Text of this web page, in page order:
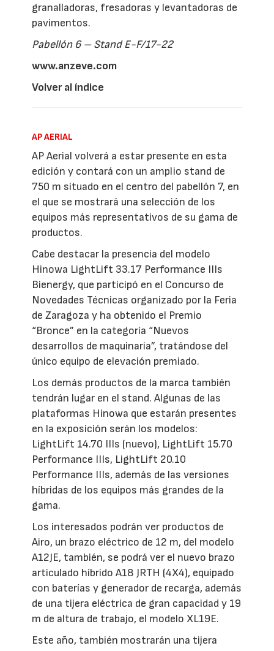
granalladoras, fresadoras y levantadoras de
pavimentos.
Pabellón 6 – Stand E-F/17-22
www.anzeve.com
Volver al índice
AP AERIAL
AP Aerial volverá a estar presente en esta
edición y contará con un amplio stand de
750 m situado en el centro del pabellón 7, en
el que se mostrará una selección de los
equipos más representativos de su gama de
productos.
Cabe destacar la presencia del modelo
Hinowa LightLift 33.17 Performance IIIs
Bienergy, que participó en el Concurso de
Novedades Técnicas organizado por la Feria
de Zaragoza y ha obtenido el Premio
“Bronce” en la categoría “Nuevos
desarrollos de maquinaria”, tratándose del
único equipo de elevación premiado.
Los demás productos de la marca también
tendrán lugar en el stand. Algunas de las
plataformas Hinowa que estarán presentes
en la exposición serán los modelos:
LightLift 14.70 IIIs (nuevo), LightLift 15.70
Performance IIIs, LightLift 20.10
Performance IIIs, además de las versiones
híbridas de los equipos más grandes de la
gama.
Los interesados podrán ver productos de
Airo, un brazo eléctrico de 12 m, del modelo
A12JE, también, se podrá ver el nuevo brazo
articulado híbrido A18 JRTH (4X4), equipado
con baterías y generador de recarga, además
de una tijera eléctrica de gran capacidad y 19
m de altura de trabajo, el modelo XL19E.
Este año, también mostrarán una tijera